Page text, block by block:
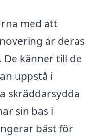
med att
är deras
känner till de
uppstå i
skräddarsydda
sin bas i
bäst för